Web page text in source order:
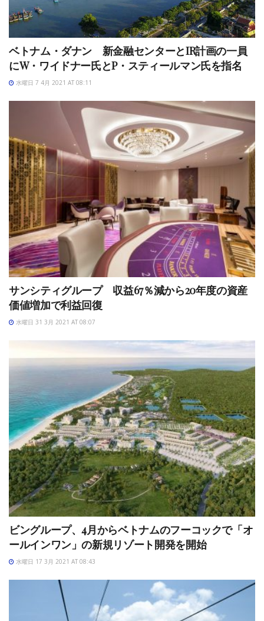
ベトナム・ダナン 新金融センターとIR計画の一員
にW・ワイドナー氏とP・スティールマン氏を指名
水曜日 7 4月 2021 AT 08:11
サンシティグループ 収益67％減から20年度の資産
価値増加で利益回復
水曜日 31 3月 2021 AT 08:07
ビングループ、4月からベトナムのフーコックで「オ
ールインワン」の新規リゾート開発を開始
水曜日 17 3月 2021 AT 08:43